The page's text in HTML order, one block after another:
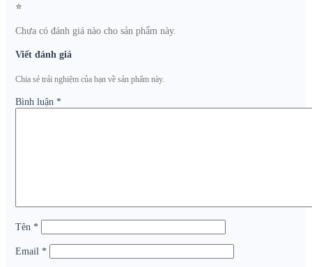
⭐
Chưa có đánh giá nào cho sản phẩm này.
Viết đánh giá
Chia sẻ trải nghiệm của bạn về sản phẩm này.
Bình luận *
Tên *
Email *